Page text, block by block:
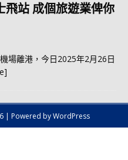
飛站 成個旅遊業俾你
場離港，今日2025年2月26日
| Powered by WordPress